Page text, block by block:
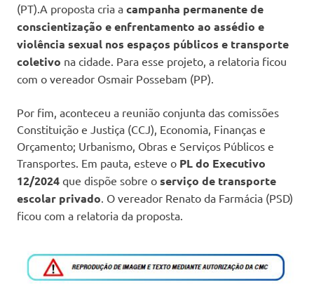
(PT).A proposta cria a campanha permanente de
conscientização e enfrentamento ao assédio e
violência sexual nos espaços públicos e transporte
coletivo na cidade. Para esse projeto, a relatoria ficou
com o vereador Osmair Possebam (PP).
Por fim, aconteceu a reunião conjunta das comissões
Constituição e Justiça (CCJ), Economia, Finanças e
Orçamento; Urbanismo, Obras e Serviços Públicos e
Transportes. Em pauta, esteve o PLdo Executivo
12/2024 que dispõe sobre o serviço de transporte
escolar privado. O vereador Renato da Farmácia (PSD)
ficou com a relatoria da proposta.